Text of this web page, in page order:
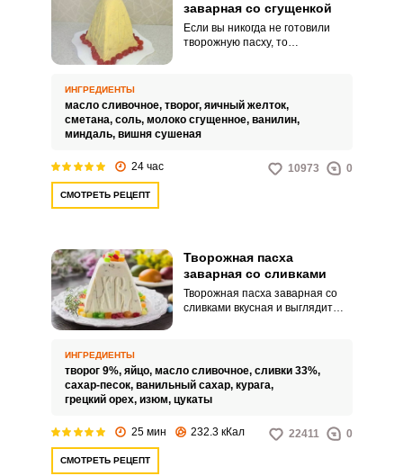
заварная со сгущенкой
Если вы никогда не готовили
творожную пасху, то
сливочный пломбир.
ИНГРЕДИЕНТЫ
масло сливочное, творог, яичный желток,
сметана, соль, молоко сгущенное, ванилин,
миндаль, вишня сушеная
24 час 10973 0
СМОТРЕТЬ РЕЦЕПТ
Творожная пасха
заварная со сливками
Творожная пасха заварная со
сливками вкусная и выглядит
популярными запросами на
кулинарных сайтах являются
рецепты пасхальных куличей,
творожной пасхи и методик
вас научить готовить царскую
ИНГРЕДИЕНТЫ
творог 9%, яйцо, масло сливочное, сливки 33%,
сахар-песок, ванильный сахар, курага,
грецкий орех, изюм, цукаты
25 мин 232.3 кКал 22411 0
СМОТРЕТЬ РЕЦЕПТ